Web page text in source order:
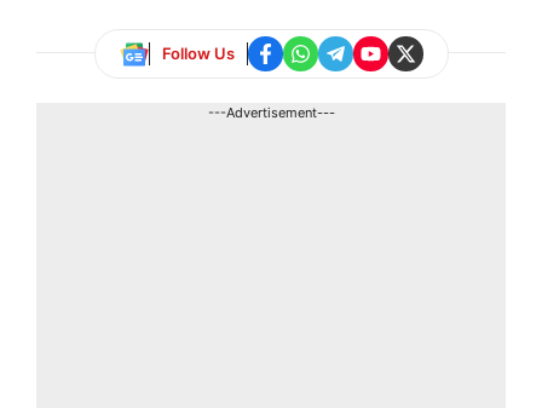
Follow Us
---Advertisement---